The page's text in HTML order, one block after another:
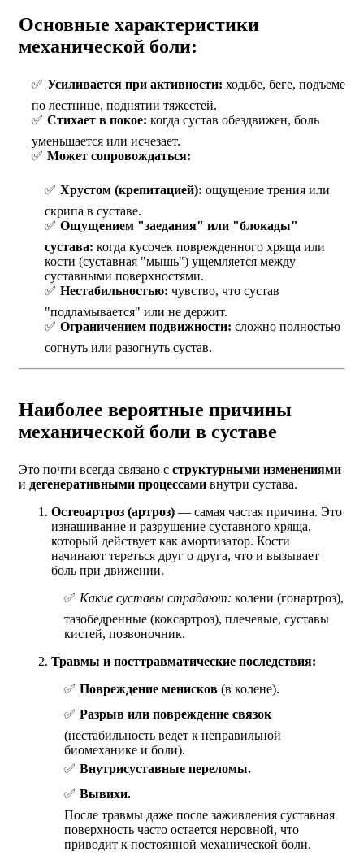
Основные характеристики
механической боли:
Усиливается при активности: ходьбе, беге, подъеме
по лестнице, поднятии тяжестей.
Стихает в покое: когда сустав обездвижен, боль
уменьшается или исчезает.
Может сопровождаться:
Хрустом (крепитацией): ощущение трения или
скрипа в суставе.
Ощущением "заедания" или "блокады"
сустава: когда кусочек поврежденного хряща или
кости (суставная "мышь") ущемляется между
суставными поверхностями.
Нестабильностью: чувство, что сустав
"подламывается" или не держит.
Ограничением подвижности: сложно полностью
согнуть или разогнуть сустав.
Наиболее вероятные причины
механической боли в суставе
Это почти всегда связано с структурными изменениями
и дегенеративными процессами внутри сустава.
Остеоартроз (артроз) — самая частая причина. Это
изнашивание и разрушение суставного хряща,
который действует как амортизатор. Кости
начинают тереться друг о друга, что и вызывает
боль при движении.
Какие суставы страдают: колени (гонартроз),
тазобедренные (коксартроз), плечевые, суставы
кистей, позвоночник.
Травмы и посттравматические последствия:
Повреждение менисков(в колене).
Разрыв или повреждение связок
(нестабильность ведет к неправильной
биомеханике и боли).
Внутрисуставные переломы.
Вывихи.
После травмы даже после заживления суставная
поверхность часто остается неровной, что
приводит к постоянной механической боли.